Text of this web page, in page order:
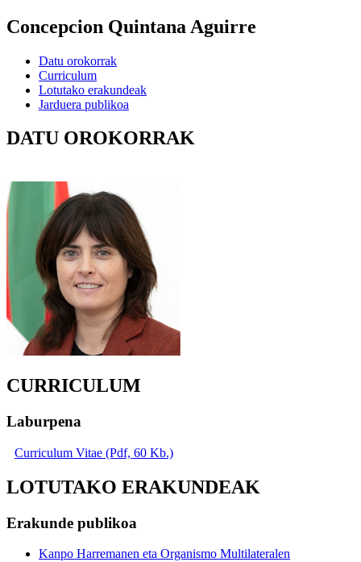
Concepcion Quintana Aguirre
Datu orokorrak
Curriculum
Lotutako erakundeak
Jarduera publikoa
DATU OROKORRAK
CURRICULUM
Laburpena
Curriculum Vitae (Pdf, 60 Kb.)
LOTUTAKO ERAKUNDEAK
Erakunde publikoa
Kanpo Harremanen eta Organismo Multilateralen